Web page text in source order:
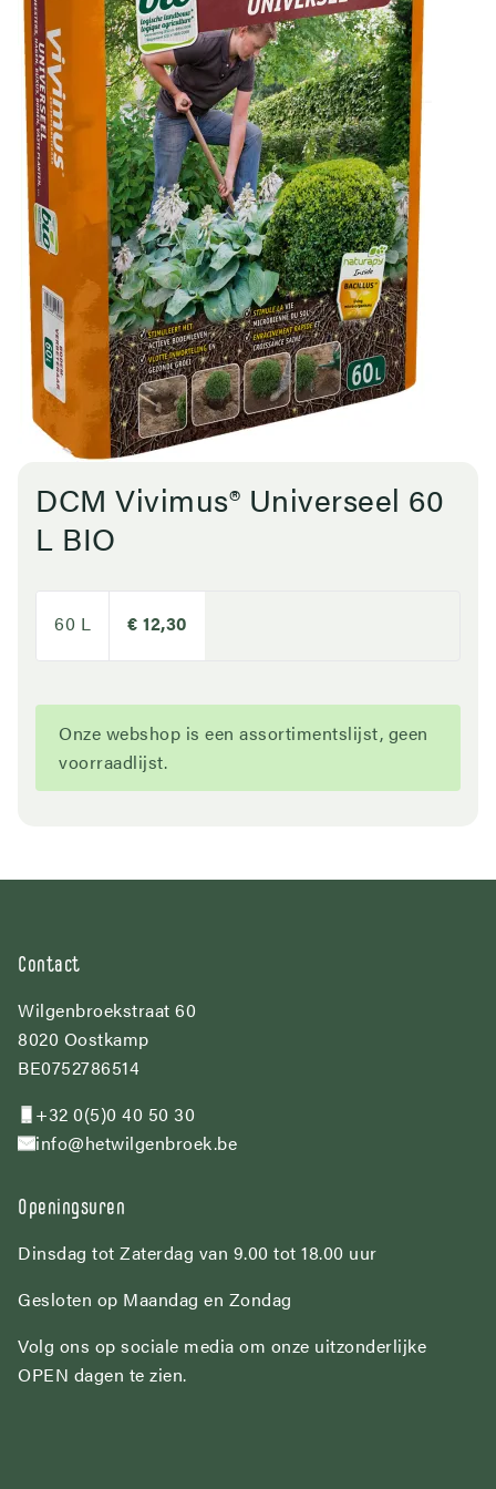
DCM Vivimus® Universeel 60
L BIO
60 L € 12,30
Onze webshop is een assortimentslijst, geen
voorraadlijst.
Contact
Wilgenbroekstraat 60
8020 Oostkamp
BE0752786514
+32 0(5)0 40 50 30
info@hetwilgenbroek.be
Openingsuren
Dinsdag tot Zaterdag van 9.00 tot 18.00 uur
Gesloten op Maandag en Zondag
Volg ons op sociale media om onze uitzonderlijke
OPEN dagen te zien.